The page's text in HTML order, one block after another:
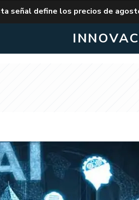
ALERTA
señal define los precios de